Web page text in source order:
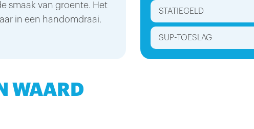
smaak van groente. Het
in een handomdraai.
STATIEGELD
SUP-TOESLAG
WAARD